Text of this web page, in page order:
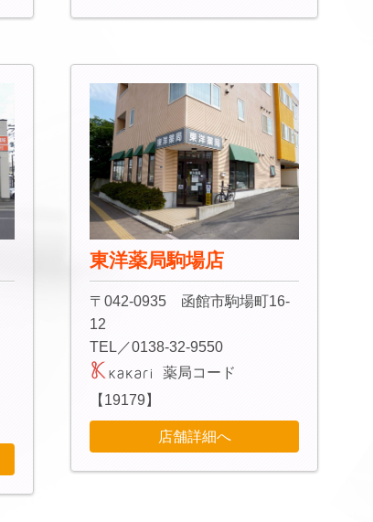
東洋薬局駒場店
〒042-0935 函館市駒場町16-
12
TEL／0138-32-9550
薬局コード
【19179】
店舗詳細へ